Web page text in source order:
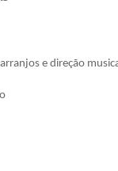
e direção